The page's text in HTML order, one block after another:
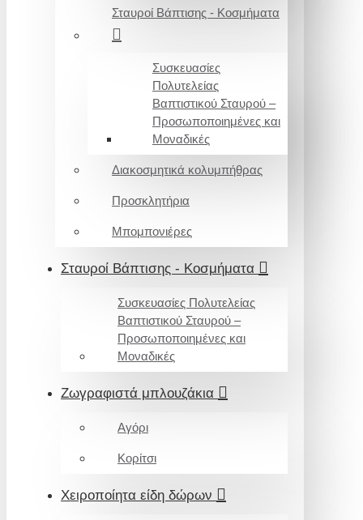
Σταυροί Βάπτισης - Κοσμήματα
Συσκευασίες
Πολυτελείας
Βαπτιστικού Σταυρού –
Προσωποποιημένες και
Μοναδικές
Διακοσμητικά κολυμπήθρας
Προσκλητήρια
Μπομπονιέρες
Σταυροί Βάπτισης - Κοσμήματα
Συσκευασίες Πολυτελείας
Βαπτιστικού Σταυρού –
Προσωποποιημένες και
Μοναδικές
Ζωγραφιστά μπλουζάκια
Αγόρι
Κορίτσι
Χειροποίητα είδη δώρων